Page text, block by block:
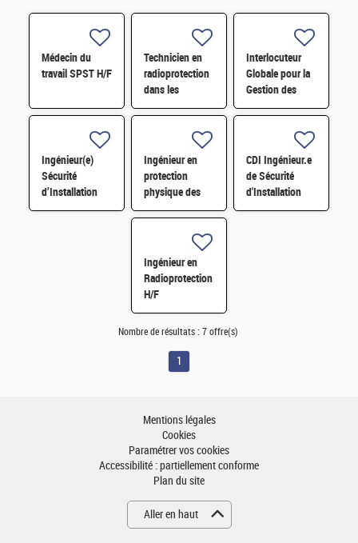
Médecin du
travail SPST H/F
Technicien en
radioprotection
dans les
installations F/H
Interlocuteur
Globale pour la
Gestion des
sources (IGG) –
radioprotection
F/H
Ingénieur(e)
Sécurité
d’Installation
H/F
Ingénieur en
protection
physique des
matières
CDI Ingénieur.e
de Sécurité
d'Installation
H/F
Ingénieur en
Radioprotection
H/F
Nombre de résultats : 7 offre(s)
1
Mentions légales
Cookies
Paramétrer vos cookies
Accessibilité : partiellement conforme
Plan du site
Aller en haut